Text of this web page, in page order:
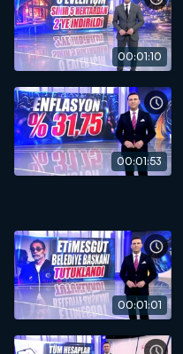
00:01:10
00:01:53
00:01:01